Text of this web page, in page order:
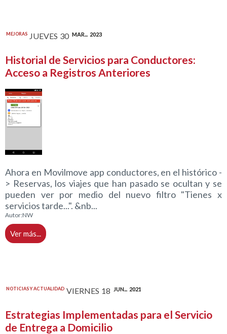
MEJORAS JUEVES 30 MAR... 2023
Historial de Servicios para Conductores:
Acceso a Registros Anteriores
Ahora en Movilmove app conductores, en el histórico -
> Reservas, los viajes que han pasado se ocultan y se
pueden ver por medio del nuevo filtro "Tienes x
servicios tarde...". &nb...
Autor:NW
Ver más...
NOTICIAS Y ACTUALIDAD VIERNES 18 JUN... 2021
Estrategias Implementadas para el Servicio
de Entrega a Domicilio